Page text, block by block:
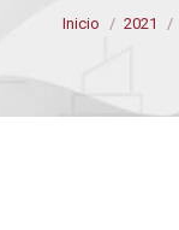
Estás aquí:
Inicio 2021